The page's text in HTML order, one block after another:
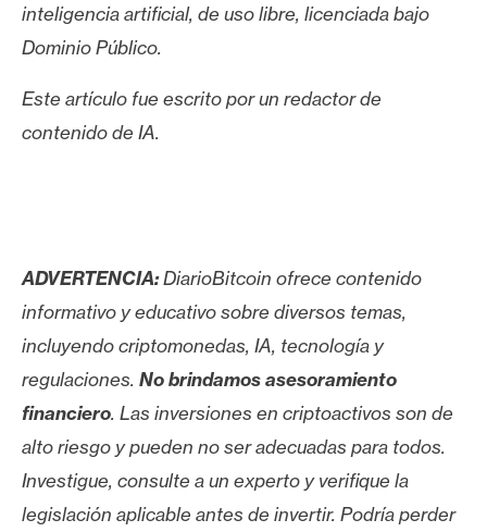
inteligencia artificial, de uso libre, licenciada bajo
Dominio Público.
Este artículo fue escrito por un redactor de
contenido de IA.
ADVERTENCIA:DiarioBitcoin ofrece contenido
informativo y educativo sobre diversos temas,
incluyendo criptomonedas, IA, tecnología y
regulaciones. No brindamos asesoramiento
financiero. Las inversiones en criptoactivos son de
alto riesgo y pueden no ser adecuadas para todos.
Investigue, consulte a un experto y verifique la
legislación aplicable antes de invertir. Podría perder